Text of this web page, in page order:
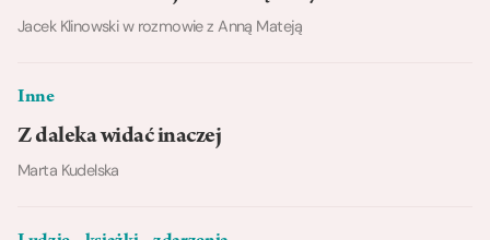
Jacek Klinowski w rozmowie z Anną Mateją
Inne
Z daleka widać inaczej
Marta Kudelska